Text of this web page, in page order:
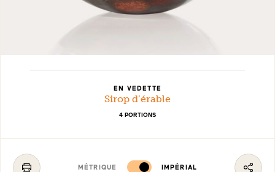
EN VEDETTE
Sirop d’érable
4 PORTIONS
MÉTRIQUE IMPÉRIAL